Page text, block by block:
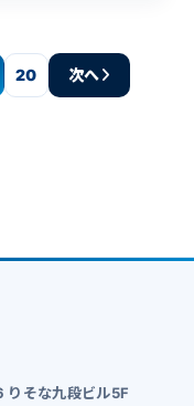
20 次へ
そな九段ビル5F